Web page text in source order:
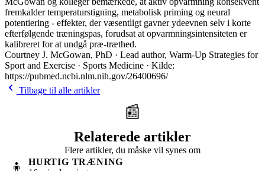
fremkalder temperaturstigning, metabolisk priming og neural
potentiering - effekter, der væsentligt gavner ydeevnen selv i korte
efterfølgende træningspas, forudsat at opvarmningsintensiteten er
kalibreret for at undgå præ-træthed.
Courtney J. McGowan, PhD · Lead author, Warm-Up Strategies for
Sport and Exercise · Sports Medicine · Kilde:
https://pubmed.ncbi.nlm.nih.gov/26400696/
Tilbage til alle artikler
📰
Relaterede artikler
Flere artikler, du måske vil synes om
🧍
HURTIG TRÆNING